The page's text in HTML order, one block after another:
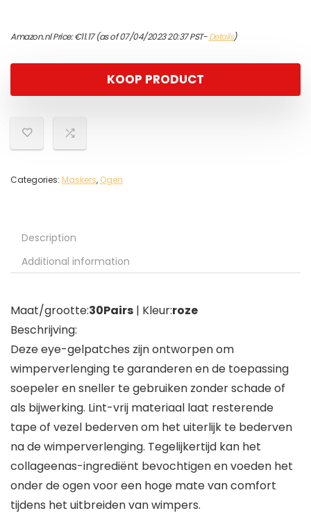
Amazon.nl Price:€11.17(as of 07/04/2023 20:37 PST-Details)
KOOP PRODUCT
Categories: Maskers, Ogen
Description
Additional information
Maat/grootte:30Pairs | Kleur:roze
Beschrijving:
Deze eye-gelpatches zijn ontworpen om
wimperverlenging te garanderen en de toepassing
soepeler en sneller te gebruiken zonder schade of
als bijwerking. Lint-vrij materiaal laat resterende
tape of vezel bederven om het uiterlijk te bederven
na de wimperverlenging. Tegelijkertijd kan het
collageenas-ingrediënt bevochtigen en voeden het
onder de ogen voor een hoge mate van comfort
tijdens het uitbreiden van wimpers.